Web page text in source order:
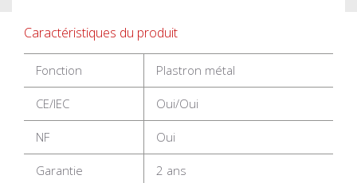
Caractéristiques du produit
Fonction Plastron métal
CE/IEC Oui/Oui
NF Oui
Garantie 2 ans